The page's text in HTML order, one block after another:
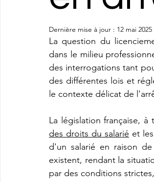
Dernière mise à jour : 12 mai 2025
La question du
dans le milieu
des interrogations tant
des différentes lois et
le contexte délicat de
La législation française,
des droits du salarié et
d'un salarié en raison
existent, rendant la
par des conditions